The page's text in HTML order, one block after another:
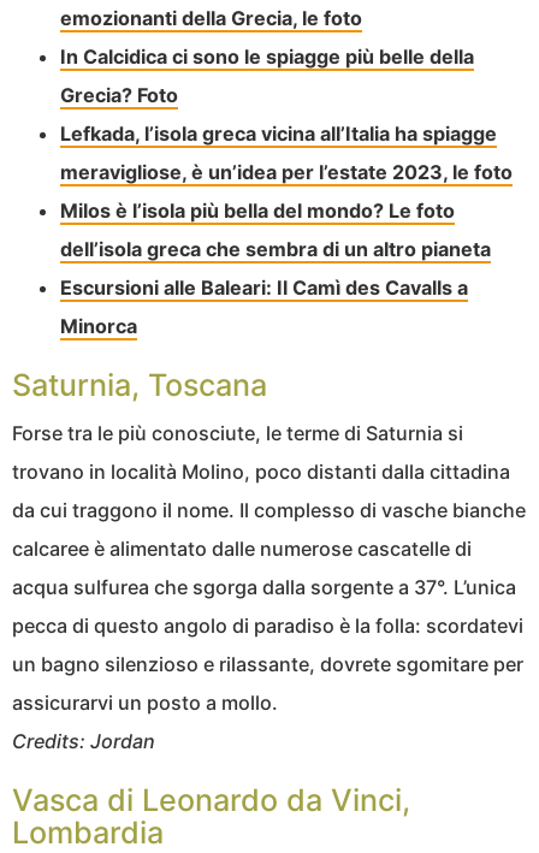
emozionanti della Grecia, le foto
In Calcidica ci sono le spiagge più belle della
Grecia? Foto
Lefkada, l’isola greca vicina all’Italia ha spiagge
meravigliose, è un’idea per l’estate 2023, le foto
Milos è l’isola più bella del mondo? Le foto
dell’isola greca che sembra di un altro pianeta
Escursioni alle Baleari: Il Camì des Cavalls a
Minorca
Saturnia, Toscana
Forse tra le più conosciute, le terme di Saturnia si
trovano in località Molino, poco distanti dalla cittadina
da cui traggono il nome. Il complesso di vasche bianche
calcaree è alimentato dalle numerose cascatelle di
acqua sulfurea che sgorga dalla sorgente a 37°. L’unica
pecca di questo angolo di paradiso è la folla: scordatevi
un bagno silenzioso e rilassante, dovrete sgomitare per
assicurarvi un posto a mollo.
Credits: Jordan
Vasca di Leonardo da Vinci,
Lombardia